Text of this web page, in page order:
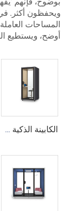
ويحفظون أكثر. في
المساحات
أوضح، ويستطيع
الكابينة الذكية والعازلة للصوت لشخص واحد - سلسلة Cyspace Y PRO